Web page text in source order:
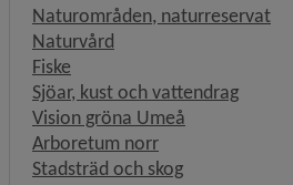
Naturområden, naturreservat
Naturvård
Fiske
Sjöar, kust och vattendrag
Vision gröna Umeå
Arboretum norr
Stadsträd och skog